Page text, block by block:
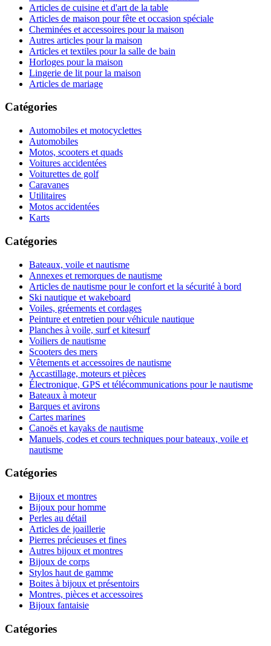
Articles de cuisine et d'art de la table
Articles de maison pour fête et occasion spéciale
Cheminées et accessoires pour la maison
Autres articles pour la maison
Articles et textiles pour la salle de bain
Horloges pour la maison
Lingerie de lit pour la maison
Articles de mariage
Catégories
Automobiles et motocyclettes
Automobiles
Motos, scooters et quads
Voitures accidentées
Voiturettes de golf
Caravanes
Utilitaires
Motos accidentées
Karts
Catégories
Bateaux, voile et nautisme
Annexes et remorques de nautisme
Articles de nautisme pour le confort et la sécurité à bord
Ski nautique et wakeboard
Voiles, gréements et cordages
Peinture et entretien pour véhicule nautique
Planches à voile, surf et kitesurf
Voiliers de nautisme
Scooters des mers
Vêtements et accessoires de nautisme
Accastillage, moteurs et pièces
Électronique, GPS et télécommunications pour le nautisme
Bateaux à moteur
Barques et avirons
Cartes marines
Canoës et kayaks de nautisme
Manuels, codes et cours techniques pour bateaux, voile et
nautisme
Catégories
Bijoux et montres
Bijoux pour homme
Perles au détail
Articles de joaillerie
Pierres précieuses et fines
Autres bijoux et montres
Bijoux de corps
Stylos haut de gamme
Boites à bijoux et présentoirs
Montres, pièces et accessoires
Bijoux fantaisie
Catégories